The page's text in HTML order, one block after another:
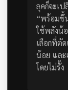
ลุคก็จะเ
“พร้อมขึ้
ใช้พลังน้
เลือกที่ตั
น้อย และ
โดยไม่รั้ง